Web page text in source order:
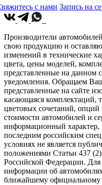
с нами Запись на
Производители
свою продукцию и
изменений в технические
цвета, цены моделей,
представленные на данном
уведомления. Обращаем
представленные на сайте
касающаяся комплектаций,
цветовых сочетаний, опций
стоимости автомобилей и
информационный характер,
последним российским
условиях не является
положениями Статьи 437 (2)
Российской Федерации.
информации об
ближайшему официальному